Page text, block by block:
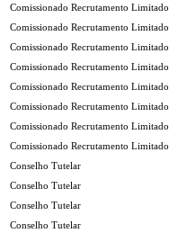
Comissionado Recrutamento Limitado
Comissionado Recrutamento Limitado
Comissionado Recrutamento Limitado
Comissionado Recrutamento Limitado
Comissionado Recrutamento Limitado
Comissionado Recrutamento Limitado
Comissionado Recrutamento Limitado
Comissionado Recrutamento Limitado
Conselho Tutelar
Conselho Tutelar
Conselho Tutelar
Conselho Tutelar